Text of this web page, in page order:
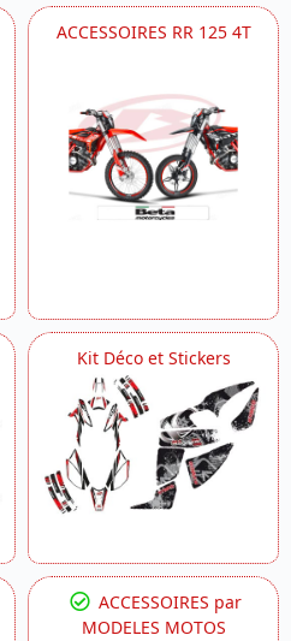
ACCESSOIRES RR 125 4T
Kit Déco et Stickers
ACCESSOIRES par
MODELES MOTOS